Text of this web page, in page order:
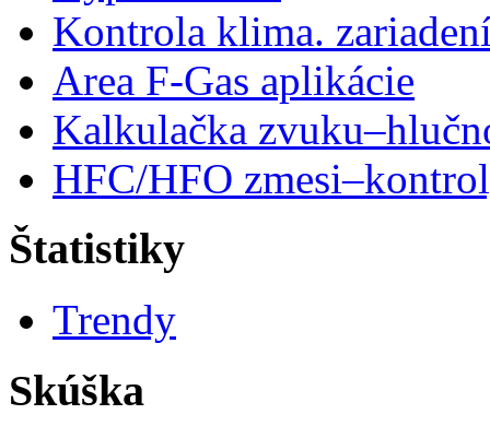
Kontrola klima.
Area F-Gas aplikácie
Kalkulačka
HFC/HFO
Štatistiky
Trendy
Skúška